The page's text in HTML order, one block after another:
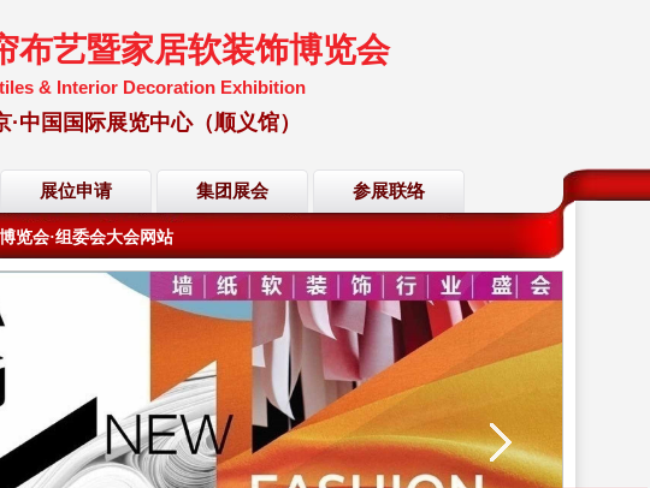
布艺暨家居软装饰博览会
& Interior Decoration Exhibition
国国际展览中心（顺义馆）
展位申请 集团展会 参展联络
览会·组委会大会网站